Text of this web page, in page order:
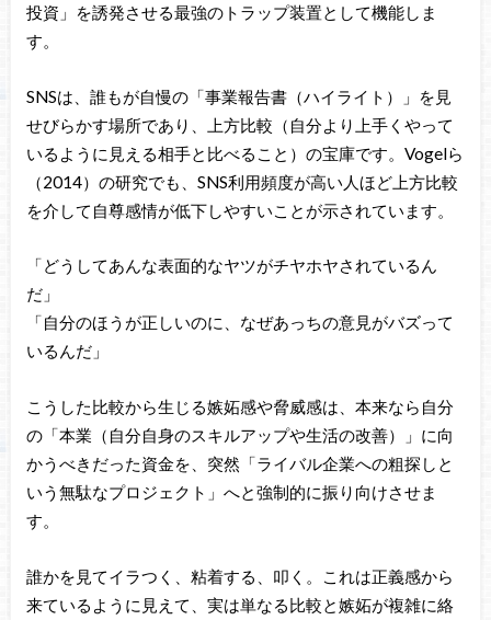
投資」を誘発させる最強のトラップ装置として機能しま
す。
SNSは、誰もが自慢の「事業報告書（ハイライト）」を見
せびらかす場所であり、上方比較（自分より上手くやって
いるように見える相手と比べること）の宝庫です。Vogelら
（2014）の研究でも、SNS利用頻度が高い人ほど上方比較
を介して自尊感情が低下しやすいことが示されています。
「どうしてあんな表面的なヤツがチヤホヤされているん
だ」
「自分のほうが正しいのに、なぜあっちの意見がバズって
いるんだ」
こうした比較から生じる嫉妬感や脅威感は、本来なら自分
の「本業（自分自身のスキルアップや生活の改善）」に向
かうべきだった資金を、突然「ライバル企業への粗探しと
いう無駄なプロジェクト」へと強制的に振り向けさせま
す。
誰かを見てイラつく、粘着する、叩く。これは正義感から
来ているように見えて、実は単なる比較と嫉妬が複雑に絡